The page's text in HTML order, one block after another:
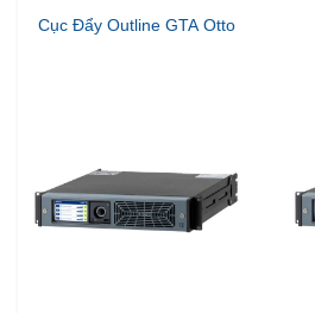
Cục Đẩy Outline GTA Otto